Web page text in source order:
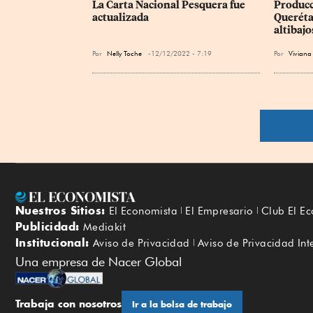
La Carta Nacional Pesquera fue
actualizada
Por Nelly Toche 12/12/2022 - 7:19 Por Viviana
Nuestros Sitios: El Economista El Empresario Club El
Publicidad: Mediakit
Institucional: Aviso de Privacidad Aviso de Privacidad
Una empresa de Nacer Global
Trabaja con nosotros Ir a la bolsa de trabajo